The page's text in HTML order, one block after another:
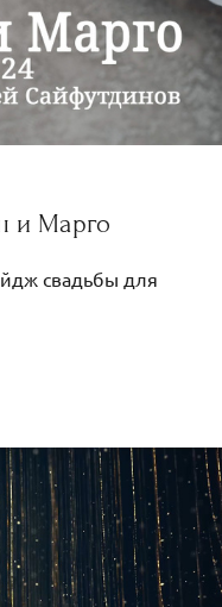
и Марго
свадьбы для